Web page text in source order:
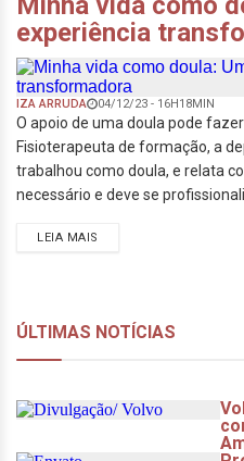
experiência
IZA ARRUDA 04/12/23 - 16H18MIN
O apoio de uma doula pode
Fisioterapeuta de formação, a
trabalhou como doula, e relata
necessário e deve se
LEIA MAIS